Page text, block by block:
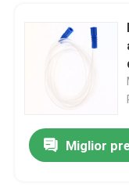
Miglior